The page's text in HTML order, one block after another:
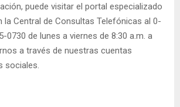
puede visitar el portal especializado
la Central de Consultas Telefónicas al 0-
0730 de lunes a viernes de 8:30 a.m. a
a través de nuestras cuentas
sociales.